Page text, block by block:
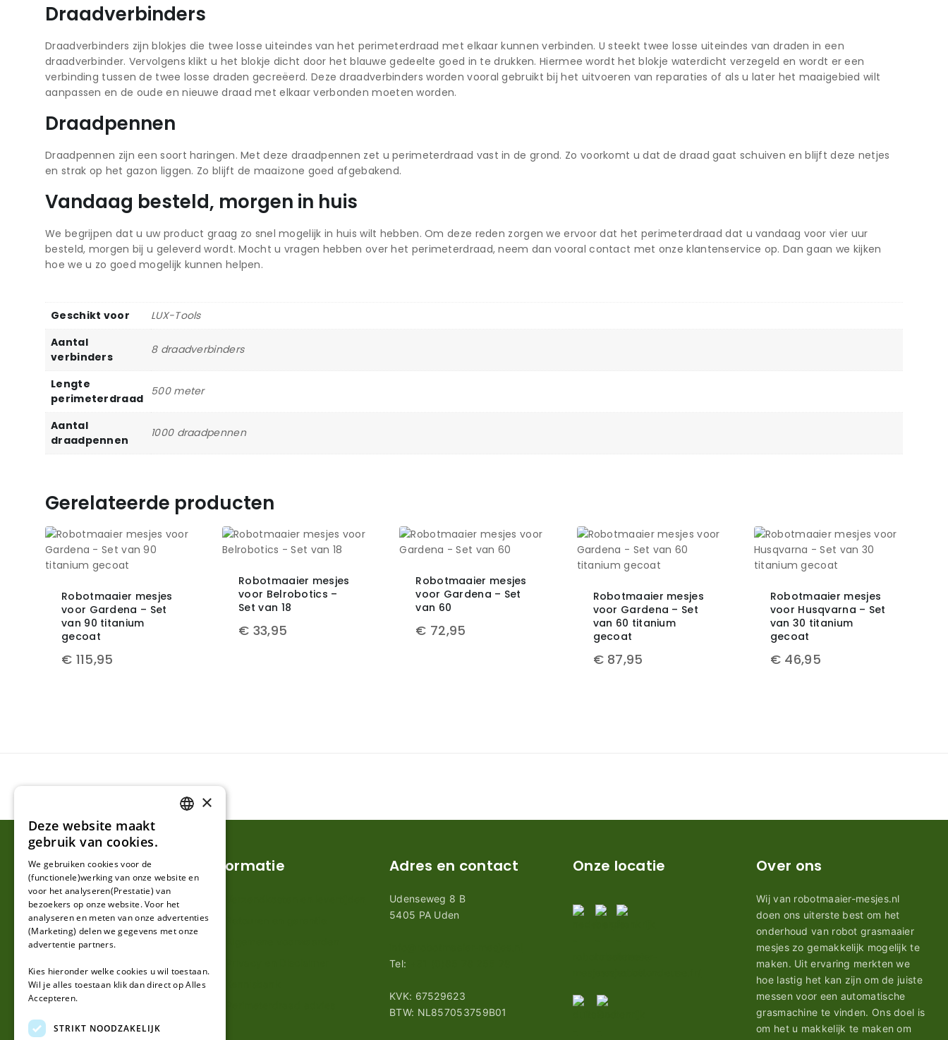
Draadverbinders
Draadverbinders zijn blokjes die twee losse uiteindes van het perimeterdraad met elkaar kunnen verbinden. U steekt twee losse uiteindes van draden in een
draadverbinder. Vervolgens klikt u het blokje dicht door het blauwe gedeelte goed in te drukken. Hiermee wordt het blokje waterdicht verzegeld en wordt er een
verbinding tussen de twee losse draden gecreëerd. Deze draadverbinders worden vooral gebruikt bij het uitvoeren van reparaties of als u later het maaigebied wilt
aanpassen en de oude en nieuwe draad met elkaar verbonden moeten worden.
Draadpennen
Draadpennen zijn een soort haringen. Met deze draadpennen zet u perimeterdraad vast in de grond. Zo voorkomt u dat de draad gaat schuiven en blijft deze netjes
en strak op het gazon liggen. Zo blijft de maaizone goed afgebakend.
Vandaag besteld, morgen in huis
We begrijpen dat u uw product graag zo snel mogelijk in huis wilt hebben. Om deze reden zorgen we ervoor dat het perimeterdraad dat u vandaag voor vier uur
besteld, morgen bij u geleverd wordt. Mocht u vragen hebben over het perimeterdraad, neem dan vooral contact met onze klantenservice op. Dan gaan we kijken
hoe we u zo goed mogelijk kunnen helpen.
Geschikt voor
LUX-Tools
Aantal
verbinders
8 draadverbinders
Lengte
perimeterdraad
500 meter
Aantal
draadpennen
1000 draadpennen
Gerelateerde producten
Robotmaaier mesjes
voor Gardena – Set
van 90 titanium
gecoat
€ 115,95
Robotmaaier mesjes
voor Belrobotics –
Set van 18
€ 33,95
Robotmaaier mesjes
voor Gardena – Set
van 60
€ 72,95
Robotmaaier mesjes
voor Gardena – Set
van 60 titanium
gecoat
€87,95
Robotmaaier mesjes
voor Husqvarna – Set
van 30 titanium
gecoat
€ 46,95
Klantenservice
Mijn account
Klantenservice
Contact
Informatie Adres en contact
Udenseweg 8 B
5405 PA Uden
Tel:
KVK: 67529623
BTW: NL857053759B01
Onze locatie Over ons
Wij van robotmaaier-mesjes.nl
doen ons uiterste best om het
onderhoud van robot grasmaaier
mesjes zo gemakkelijk mogelijk te
maken. Uit ervaring merkten we
hoe lastig het kan zijn om de juiste
messen voor een automatische
grasmachine te vinden. Ons doel is
om het u makkelijk te maken om
GERMAN
×
Deze website maakt
gebruik van cookies.
We gebruiken cookies voor de
(functionele)werking van onze website en
voor het analyseren(Prestatie) van
bezoekers op onze website. Voor het
analyseren en meten van onze advertenties
(Marketing) delen we gegevens met onze
advertentie partners.
Kies hieronder welke cookies u wil toestaan.
Wil je alles toestaan klik dan direct op Alles
Accepteren.
STRIKT NOODZAKELIJK